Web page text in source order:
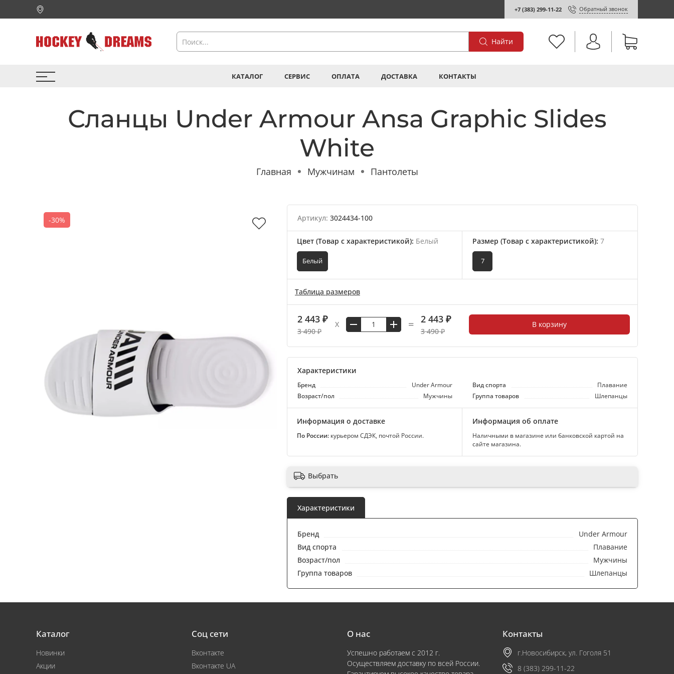
+7 (383) 299-11-22 Обратный звонок
Найти
КАТАЛОГ СЕРВИС ОПЛАТА ДОСТАВКА КОНТАКТЫ
Сланцы Under Armour Ansa Graphic Slides
White
Главная Мужчинам Пантолеты
-30% Артикул: 3024434-100
Цвет (Товар с характеристикой): Белый
Белый
Размер (Товар с характеристикой): 7
7
Таблица размеров
2 443 ₽
3 490 ₽
X = 2 443 ₽
3 490 ₽
В корзину
Характеристики
Бренд Under Armour Вид спорта
Плавание
Возраст/пол
Мужчины Группа товаров Шлепанцы
Информация о доставке
По России: курьером СДЭК, почтой России.
Информация об оплате
Наличными в магазине или банковской картой на
сайте магазина.
Выбрать
Характеристики
Бренд
Under Armour
Вид спорта
Плавание
Возраст/пол
Мужчины
Группа товаров
Шлепанцы
Каталог
Новинки
Акции
Соц сети
Вконтакте
Вконтакте UA
О нас
Успешно работаем с 2012 г.
Осуществляем доставку по всей России.
Контакты
г.Новосибирск, ул. Гоголя 51
8 (383) 299-11-22